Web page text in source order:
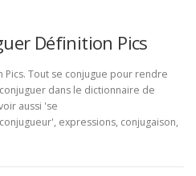
Définition Pics
Tout se conjugue pour rendre
dans le dictionnaire de
aussi 'se
expressions, conjugaison,